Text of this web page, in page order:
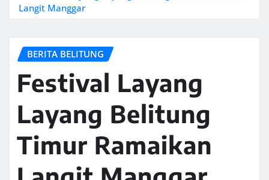
Langit Manggar
BERITA BELITUNG
Festival Layang
Layang Belitung
Timur Ramaikan